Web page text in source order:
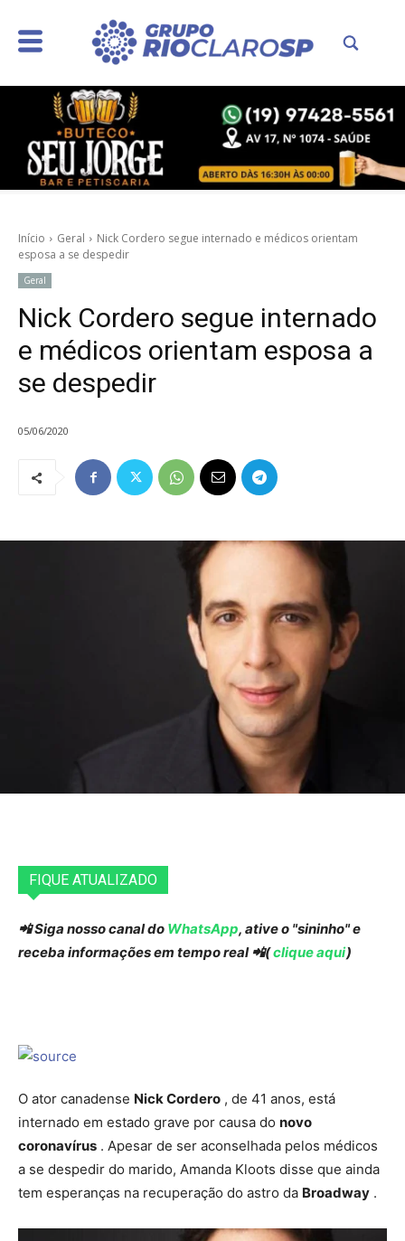
Início Geral
Nick Cordero segue internado e médicos orientam
esposa a se despedir
Geral
Nick Cordero segue internado
e médicos orientam esposa a
se despedir
05/06/2020
FIQUE ATUALIZADO
📲 Siga nosso canal do WhatsApp, ative o "sininho" e
receba informações em tempo real 📲( clique aqui)
O ator canadense Nick Cordero , de 41 anos, está
internado em estado grave por causa do novo
coronavírus . Apesar de ser aconselhada pelos médicos
a se despedir do marido, Amanda Kloots disse que ainda
tem esperanças na recuperação do astro da Broadway .